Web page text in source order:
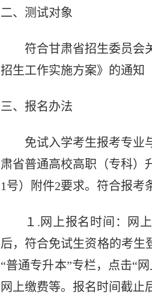
二、测试对象
符合甘肃省招生委员会
招生工作实施方案》的通知
三、报名办法
免试入学考生报考专业
肃省普通高校高职（专科）
1号）附件2要求。 符合报考
１ .网上报名时间： 网
后，符合免试生资格的考生
“普通专升本”专栏， 点击“
网上缴费等。报名时间截止